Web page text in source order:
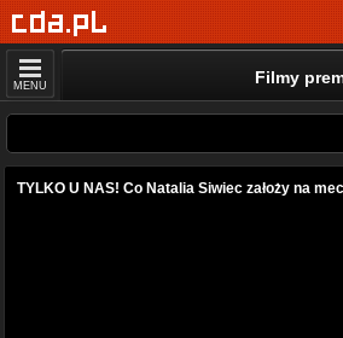
MENU Filmy
TYLKO U NAS! Co Natalia Siwiec założy na